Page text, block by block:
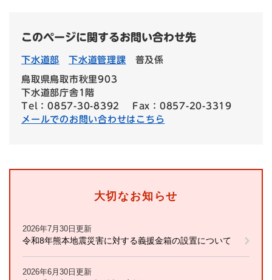
このページに関するお問い合わせ先
下水道部 下水道管理課 普及係
鳥取県鳥取市秋里903
下水道部庁舎1階
Tel：0857-30-8392
Fax：0857-20-3319
メールでのお問い合わせはこちら
大切なお知らせ
2026年7月30日更新
令和8年熊本地震災害に対する義援金箱の設置について
2026年6月30日更新